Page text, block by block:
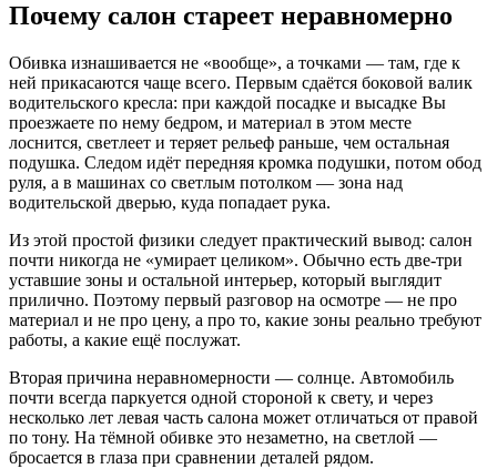
Почему салон стареет неравномерно
Обивка изнашивается не «вообще», а точками — там, где к
ней прикасаются чаще всего. Первым сдаётся боковой валик
водительского кресла: при каждой посадке и высадке Вы
проезжаете по нему бедром, и материал в этом месте
лоснится, светлеет и теряет рельеф раньше, чем остальная
подушка. Следом идёт передняя кромка подушки, потом обод
руля, а в машинах со светлым потолком — зона над
водительской дверью, куда попадает рука.
Из этой простой физики следует практический вывод: салон
почти никогда не «умирает целиком». Обычно есть две-три
уставшие зоны и остальной интерьер, который выглядит
прилично. Поэтому первый разговор на осмотре — не про
материал и не про цену, а про то, какие зоны реально требуют
работы, а какие ещё послужат.
Вторая причина неравномерности — солнце. Автомобиль
почти всегда паркуется одной стороной к свету, и через
несколько лет левая часть салона может отличаться от правой
по тону. На тёмной обивке это незаметно, на светлой —
бросается в глаза при сравнении деталей рядом.